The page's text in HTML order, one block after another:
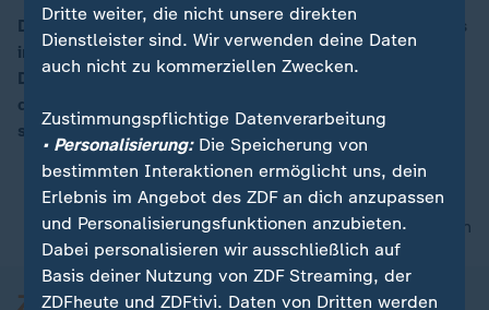
00:16
Der Norden zeigt sich heute stark bewölkt, während es
im Hochschwarzwald und an den Alpen sonnig wird.
Die Temperaturen erreichen milde 11 bis 16 Grad. An
der Küste weht ein kräftiger Westwind mit teils
stürmischen Böen.
nach oben
Dritte weiter, die nicht unsere direkten
Dienstleister sind. Wir verwenden deine Daten
auch nicht zu kommerziellen Zwecken.
Zustimmungspflichtige Datenverarbeitung
• Personalisierung:Die Speicherung von
bestimmten Interaktionen ermöglicht uns, dein
Erlebnis im Angebot des ZDF an dich anzupassen
und Personalisierungsfunktionen anzubieten.
Dabei personalisieren wir ausschließlich auf
Basis deiner Nutzung von ZDF Streaming, der
ZDFheute und ZDFtivi. Daten von Dritten werden